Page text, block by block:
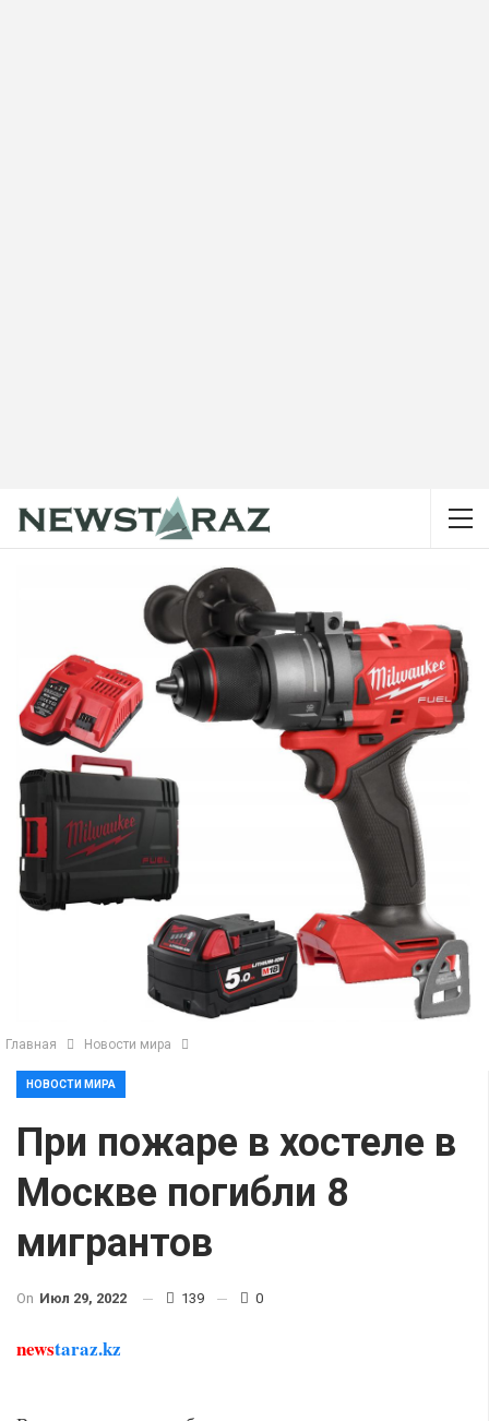
Главная Новости мира
НОВОСТИ МИРА
При пожаре в хостеле в
Москве погибли 8
мигрантов
On Июл 29, 2022 139 0
newstaraz.kz